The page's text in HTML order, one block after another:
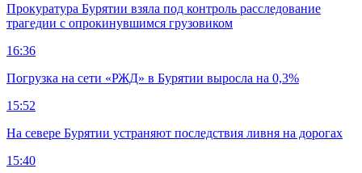
Прокуратура Бурятии взяла под контроль расследование
трагедии с опрокинувшимся грузовиком
16:36
Погрузка на сети «РЖД» в Бурятии выросла на 0,3%
15:52
На севере Бурятии устраняют последствия ливня на дорогах
15:40